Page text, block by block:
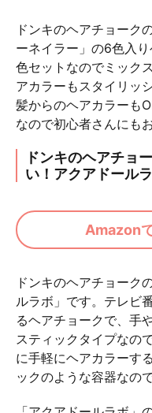
ドンキのヘアチョーク
ーネイラー」の6色入
色セットなのでミック
アカラーもスタイリッ
髪からのヘアカラーも
なので初心者さんにも
ドンキのヘアチョ
い！アクアドール
Amazon
ドンキのヘアチョーク
ルラボ」です。テレビ
るヘアチョークで、手
スティックタイプなの
に手軽にヘアカラーす
ックのような容器なの